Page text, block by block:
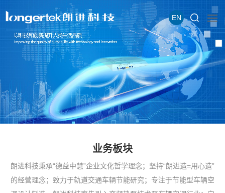
EN
业务板块
朗进科技秉承“德益中慧”企业文化哲学理念；坚持“朗进造=用心造”
的经营理念；致力于轨道交通车辆节能研究；专注于节能型车辆空